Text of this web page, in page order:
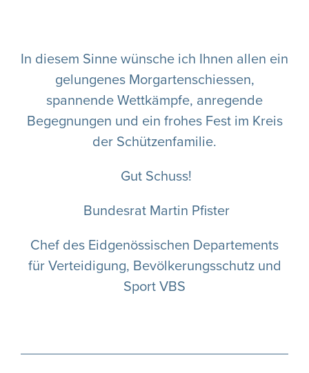
In diesem Sinne wünsche ich Ihnen allen ein
gelungenes Morgartenschiessen,
spannende Wettkämpfe, anregende
Begegnungen und ein frohes Fest im Kreis
der Schützenfamilie.
Gut Schuss!
Bundesrat Martin Pfister
Chef des Eidgenössischen Departements
für Verteidigung, Bevölkerungsschutz und
Sport VBS